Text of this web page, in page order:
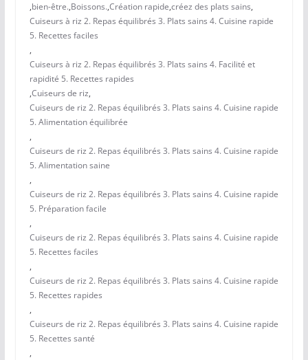
,bien-être.,Boissons.,Création rapide,créez des plats sains,
Cuiseurs à riz 2. Repas équilibrés 3. Plats sains 4. Cuisine rapide
5. Recettes faciles
,
Cuiseurs à riz 2. Repas équilibrés 3. Plats sains 4. Facilité et
rapidité 5. Recettes rapides
,Cuiseurs de riz,
Cuiseurs de riz 2. Repas équilibrés 3. Plats sains 4. Cuisine rapide
5. Alimentation équilibrée
,
Cuiseurs de riz 2. Repas équilibrés 3. Plats sains 4. Cuisine rapide
5. Alimentation saine
,
Cuiseurs de riz 2. Repas équilibrés 3. Plats sains 4. Cuisine rapide
5. Préparation facile
,
Cuiseurs de riz 2. Repas équilibrés 3. Plats sains 4. Cuisine rapide
5. Recettes faciles
,
Cuiseurs de riz 2. Repas équilibrés 3. Plats sains 4. Cuisine rapide
5. Recettes rapides
,
Cuiseurs de riz 2. Repas équilibrés 3. Plats sains 4. Cuisine rapide
5. Recettes santé
,